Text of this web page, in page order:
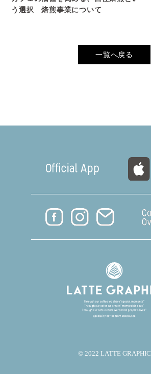
う選択 焙煎事業について
一覧へ戻る
© 2022 LATTE GRAPHIC